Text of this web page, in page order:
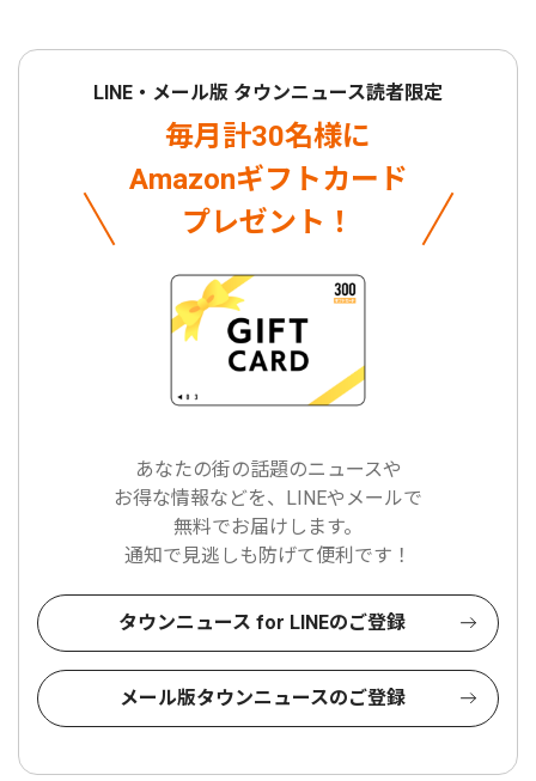
LINE・メール版 タウンニュース読者限定
毎月計30名様に
Amazonギフトカード
プレゼント！
あなたの街の話題のニュースや
お得な情報などを、LINEやメールで
無料でお届けします。
通知で見逃しも防げて便利です！
タウンニュース for LINEのご登録
メール版タウンニュースのご登録